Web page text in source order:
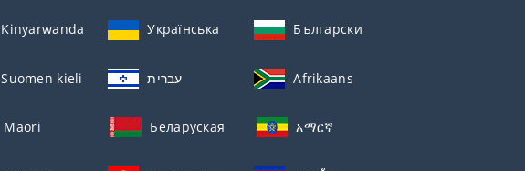
Kinyarwanda Українська Български
Suomen kieli עברית Afrikaans
Maori Беларуская አማርኛ